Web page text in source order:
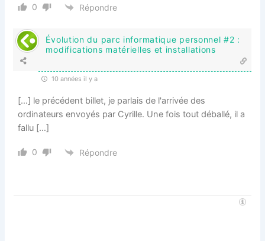
0 Répondre
Évolution du parc informatique personnel #2 :
modifications matérielles et installations
10 années il y a
[…] le précédent billet, je parlais de l'arrivée des
ordinateurs envoyés par Cyrille. Une fois tout déballé, il a
fallu […]
0 Répondre